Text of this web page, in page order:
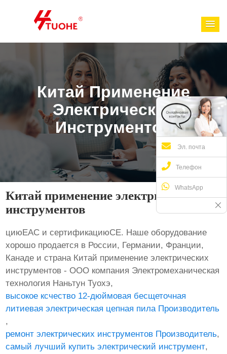
Китай Применение
Электрических
Инструментов
Китай применение электрических
инструментов
циюЕАС и сертификациюСЕ. Наше оборудование
хорошо продается в России, Германии, Франции,
Канаде и страна Китай применение электрических
инструментов - ООО компания Электромеханическая
технология Наньтун Туохэ,
высокое ксчество 12-дюймовая бесщеточная
литиевая электрическая цепная пила Производитель
,
ремонт электрических инструментов Производитель,
самый лучший купить электрический инструмент,
Эл. почта
Телефон
WhatsApp